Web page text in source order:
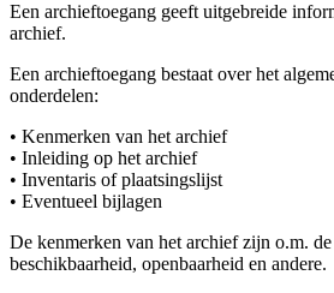
Een archieftoegang geeft uitgebreide
archief.
Een archieftoegang bestaat over het
onderdelen:
• Kenmerken van het archief
• Inleiding op het archief
• Inventaris of plaatsingslijst
• Eventueel bijlagen
De kenmerken van het archief zijn o.m.
beschikbaarheid, openbaarheid en andere.